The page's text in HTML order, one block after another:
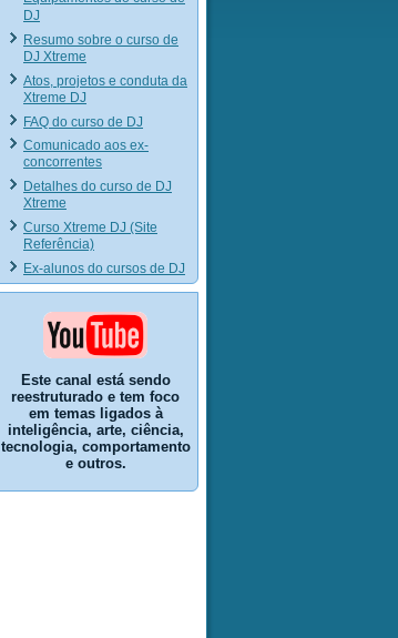
DJ
Resumo sobre o curso de
DJ Xtreme
Atos, projetos e conduta da
Xtreme DJ
FAQ do curso de DJ
Comunicado aos ex-
concorrentes
Detalhes do curso de DJ
Xtreme
Curso Xtreme DJ (Site
Referência)
Ex-alunos do cursos de DJ
Este canal está sendo
reestruturado e tem foco
em temas ligados à
inteligência, arte, ciência,
tecnologia, comportamento
e outros.